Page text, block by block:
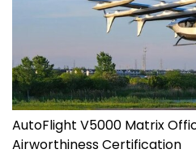
AutoFlight V5000 Matrix
Airworthiness Certification